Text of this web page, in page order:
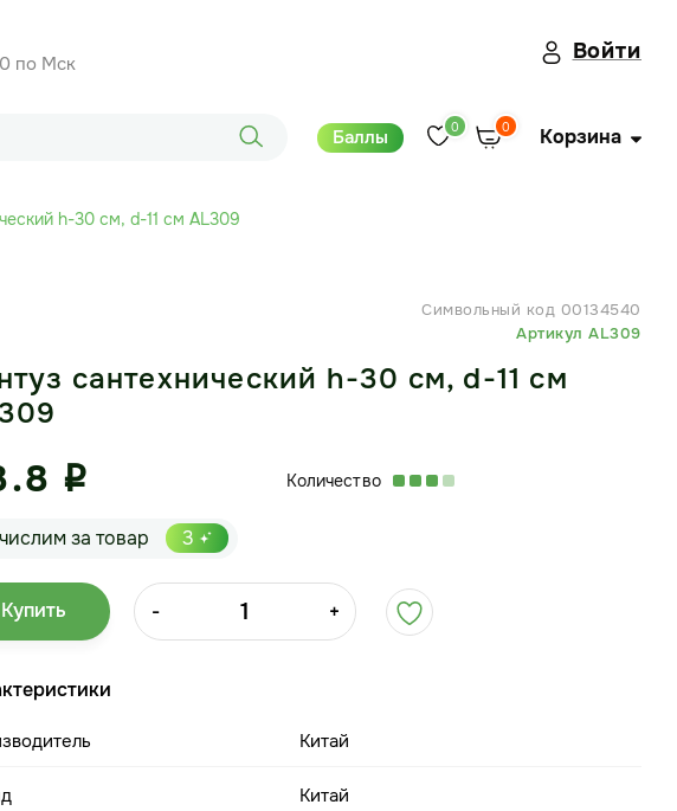
по Мск
Войти
Баллы 0 0 Корзина
h-30 см, d-11 см AL309
Символьный код 00134540
Артикул AL309
сантехнический h-30 см, d-11 см
i Количество
за товар 3
Купить - +
Китай
Китай